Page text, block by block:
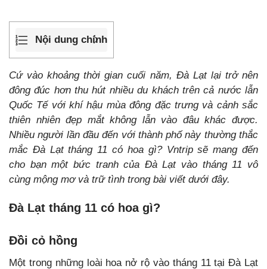
Nội dung chính
Cứ vào khoảng thời gian cuối năm, Đà Lạt lại trở nên
đông đúc hơn thu hút nhiều du khách trên cả nước lẫn
Quốc Tế với khí hậu mùa đông đặc trưng và cảnh sắc
thiên nhiên đẹp mắt không lẫn vào đâu khác được.
Nhiều người lần đầu đến với thành phố này thường thắc
mắc Đà Lạt tháng 11 có hoa gì? Vntrip sẽ mang đến
cho bạn một bức tranh của Đà Lạt vào tháng 11 vô
cùng mộng mơ và trữ tình trong bài viết dưới đây.
Đà Lạt tháng 11 có hoa gì?
Đồi cỏ hồng
Một trong những loài hoa nở rộ vào tháng 11 tại Đà Lạt